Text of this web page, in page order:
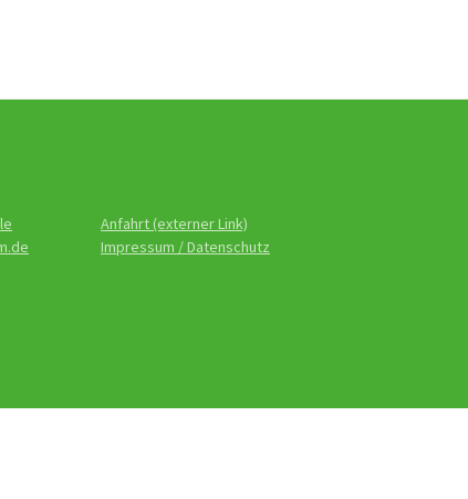
Anfahrt (externer Link)
Impressum / Datenschutz